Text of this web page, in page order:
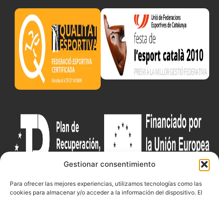
Gestionar consentimiento
Para ofrecer las mejores experiencias, utilizamos tecnologías como las
cookies para almacenar y/o acceder a la información del dispositivo. El